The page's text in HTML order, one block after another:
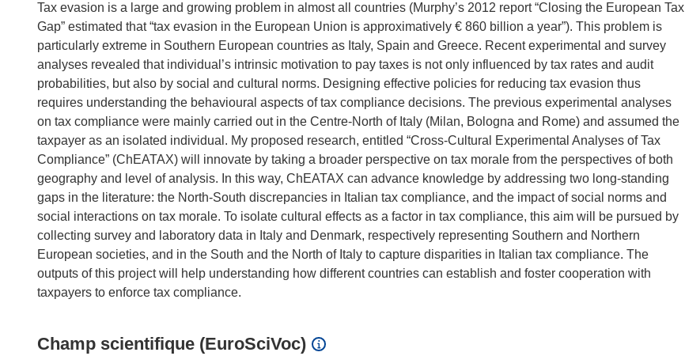
Tax evasion is a large and growing problem in almost all countries (Murphy’s 2012 report “Closing the European Tax
Gap” estimated that “tax evasion in the European Union is approximatively € 860 billion a year”). This problem is
particularly extreme in Southern European countries as Italy, Spain and Greece. Recent experimental and survey
analyses revealed that individual’s intrinsic motivation to pay taxes is not only influenced by tax rates and audit
probabilities, but also by social and cultural norms. Designing effective policies for reducing tax evasion thus
requires understanding the behavioural aspects of tax compliance decisions. The previous experimental analyses
on tax compliance were mainly carried out in the Centre-North of Italy (Milan, Bologna and Rome) and assumed the
taxpayer as an isolated individual. My proposed research, entitled “Cross-Cultural Experimental Analyses of Tax
Compliance” (ChEATAX) will innovate by taking a broader perspective on tax morale from the perspectives of both
geography and level of analysis. In this way, ChEATAX can advance knowledge by addressing two long-standing
gaps in the literature: the North-South discrepancies in Italian tax compliance, and the impact of social norms and
social interactions on tax morale. To isolate cultural effects as a factor in tax compliance, this aim will be pursued by
collecting survey and laboratory data in Italy and Denmark, respectively representing Southern and Northern
European societies, and in the South and the North of Italy to capture disparities in Italian tax compliance. The
outputs of this project will help understanding how different countries can establish and foster cooperation with
Champ scientifique (EuroSciVoc)